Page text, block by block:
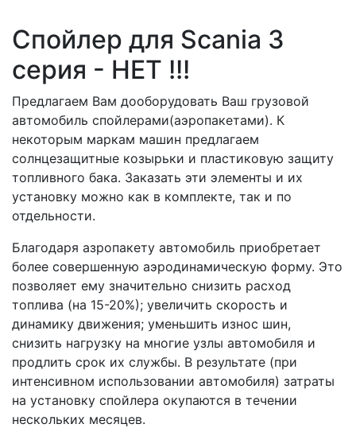
Спойлер для Scania 3
серия - НЕТ !!!
Предлагаем Вам дооборудовать Ваш грузовой
автомобиль спойлерами(аэропакетами). К
некоторым маркам машин предлагаем
солнцезащитные козырьки и пластиковую защиту
топливного бака. Заказать эти элементы и их
установку можно как в комплекте, так и по
отдельности.
Благодаря азропакету автомобиль приобретает
более совершенную аэродинамическую форму. Это
позволяет ему значительно снизить расход
топлива (на 15-20%); увеличить скорость и
динамику движения; уменьшить износ шин,
снизить нагрузку на многие узлы автомобиля и
продлить срок их службы. В результате (при
интенсивном использовании автомобиля) затраты
на установку спойлера окупаются в течении
нескольких месяцев.